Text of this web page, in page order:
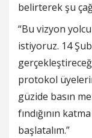
belirterek şu
“Bu vizyon
istiyoruz. 14
protokol
güzide basın
fındığının
başlatalım.”